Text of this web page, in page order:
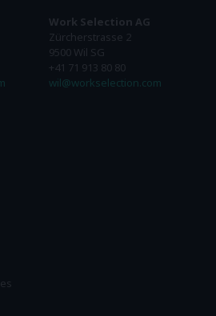
Work Selection AG
Zürcherstrasse 2
9500 Wil SG
+41 71 913 80 80
wil@workselection.com